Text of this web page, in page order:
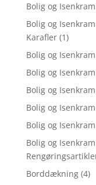
Bolig og Isenkram
Bolig og
Karafler (1)
Bolig og
Bolig og
Bolig og
Bolig og
Bolig og
Bolig og
Borddækning (4)